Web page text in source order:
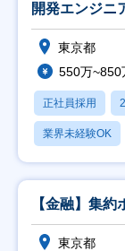
開発エンジニ
東京都
550万~850
正社員採用
業界未経験OK
【金融】集
東京都